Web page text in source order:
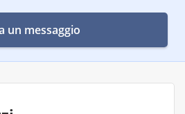
un messaggio